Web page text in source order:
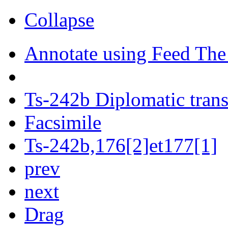
Collapse
Annotate using Feed
Ts-242b Diplomatic
Facsimile
Ts-242b,176[2]et177[1]
prev
next
Drag